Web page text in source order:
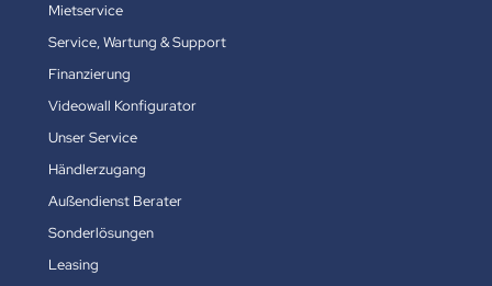
Mietservice
Service, Wartung & Support
Finanzierung
Videowall Konfigurator
Unser Service
Händlerzugang
Außendienst Berater
Sonderlösungen
Leasing